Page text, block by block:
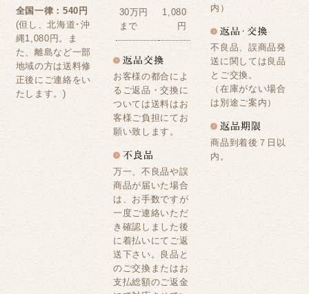
全国一律：540円
(但し、北海道･沖
縄1,080円。ま
た、離島など一部
地域の方は送料修
正後にご連絡をい
たします。)
30万円
まで
1,080
円
お客様の都合によ
るご返品・交換に
ついては送料はお
客様ご負担にてお
願い致します。
万一、不良品や誤
商品が届いた場合
は、お手数ですが
一度ご連絡いただ
き確認しました後
に着払いにてご返
送下さい。良品と
のご交換またはお
支払総額のご返金
内）
不良品、誤商品発
送に関しては良品
とご交換。
（在庫がない場合
は別途ご案内）
商品到着後７日以
内。